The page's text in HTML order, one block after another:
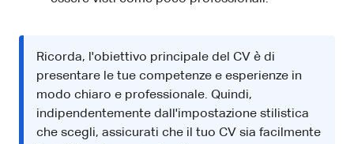
Ricorda, l'obiettivo principale del CV è di
presentare le tue competenze e esperienze in
modo chiaro e professionale. Quindi,
indipendentemente dall'impostazione stilistica
che scegli, assicurati che il tuo CV sia facilmente